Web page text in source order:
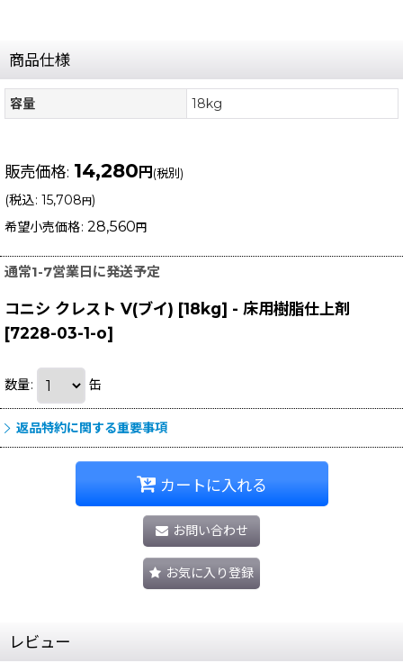
商品仕様
容量 18kg
販売価格: 14,280 円 (税別)
(税込: 15,708 円)
希望小売価格: 28,560 円
通常1-7営業日に発送予定
コニシ クレスト V(ブイ) [18kg] - 床用樹脂仕上剤
[7228-03-1-o]
数量: 缶
返品特約に関する重要事項
カートに入れる
お問い合わせ
お気に入り登録
レビュー